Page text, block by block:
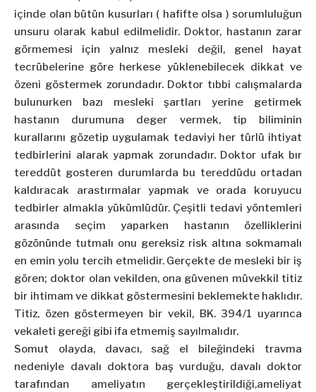
içinde olan bütün kusurları ( hafifte olsa ) sorumluluğun
unsuru olarak kabul edilmelidir. Doktor, hastanın zarar
görmemesi için yalnız mesleki değil, genel hayat
tecrübelerine göre herkese yüklenebilecek dikkat ve
özeni göstermek zorundadır. Doktor tıbbi calışmalarda
bulunurken bazı mesleki şartları yerine getirmek
hastanın durumuna deger vermek, tip biliminin
kurallarını gözetip uygulamak tedaviyi her türlü ihtiyat
tedbirlerini alarak yapmak zorundadır. Doktor ufak bır
tereddüt gosteren durumlarda bu tereddüdu ortadan
kaldıracak arastırmalar yapmak ve orada koruyucu
tedbirler almakla yükümlüdür. Çeşitli tedavi yöntemleri
arasında seçim yaparken hastanın özelliklerini
gözönünde tutmalı onu gereksiz risk altına sokmamalı
en emin yolu tercih etmelidir. Gerçekte de mesleki bir iş
gören; doktor olan vekilden, ona güvenen müvekkil titiz
bir ihtimam ve dikkat göstermesini beklemekte haklıdır.
Titiz, özen göstermeyen bir vekil, BK. 394/1 uyarınca
vekaleti gereği gibi ifa etmemiş sayılmalıdır.
Somut olayda, davacı, sağ el bileğindeki travma
nedeniyle davalı doktora baş vurduğu, davalı doktor
tarafından ameliyatın gerçekleştirildiği,ameliyat